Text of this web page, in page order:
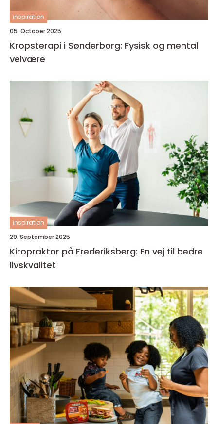
inspiration
05. October 2025
Kropsterapi i Sønderborg: Fysisk og mental
velvære
inspiration
29. September 2025
Kiropraktor på Frederiksberg: En vej til bedre
livskvalitet